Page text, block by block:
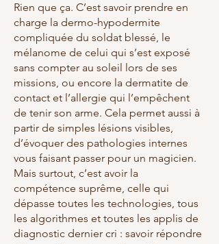
Rien que ça. C’est savoir prendre en
charge la dermo-hypodermite
compliquée du soldat blessé, le
mélanome de celui qui s’est exposé
sans compter au soleil lors de ses
missions, ou encore la dermatite de
contact et l’allergie qui l’empêchent
de tenir son arme. Cela permet aussi à
partir de simples lésions visibles,
d’évoquer des pathologies internes
vous faisant passer pour un magicien.
Mais surtout, c’est avoir la
compétence suprême, celle qui
dépasse toutes les technologies, tous
les algorithmes et toutes les applis de
diagnostic dernier cri : savoir répondre